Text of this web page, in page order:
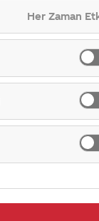
Yeni
Her Zaman